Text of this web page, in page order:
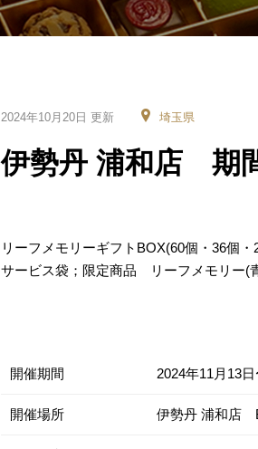
2024年10月20日 更新 埼玉県
伊勢丹 浦和店 期
リーフメモリーギフトBOX(60個・36個・
サービス袋；限定商品 リーフメモリー(
開催期間 2024年11月13
開催場所 伊勢丹 浦和店